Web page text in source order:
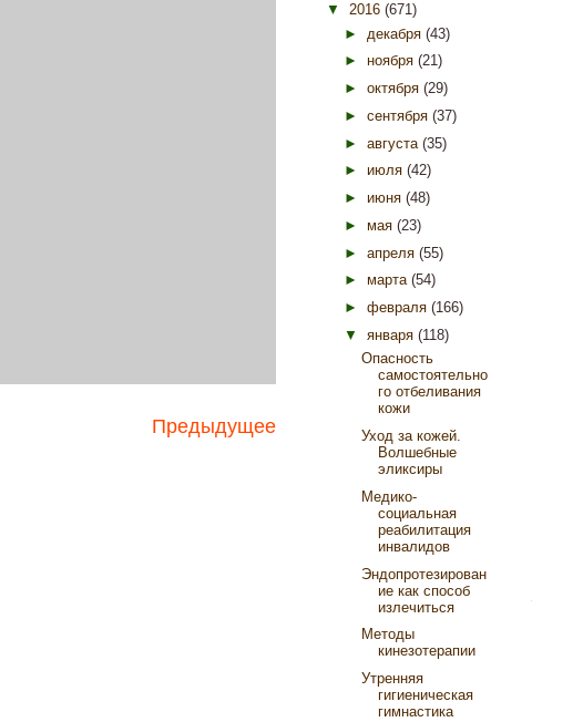
Предыдущее
▼ 2016 (671)
► декабря (43)
► ноября (21)
► октября (29)
► сентября (37)
► августа (35)
► июля (42)
► июня (48)
► мая (23)
► апреля (55)
► марта (54)
► февраля (166)
▼ января (118)
Опасность
самостоятельно
го отбеливания
кожи
Уход за кожей.
Волшебные
эликсиры
Медико-
социальная
реабилитация
инвалидов
Эндопротезирован
ие как способ
излечиться
Методы
кинезотерапии
Утренняя
гигиеническая
гимнастика